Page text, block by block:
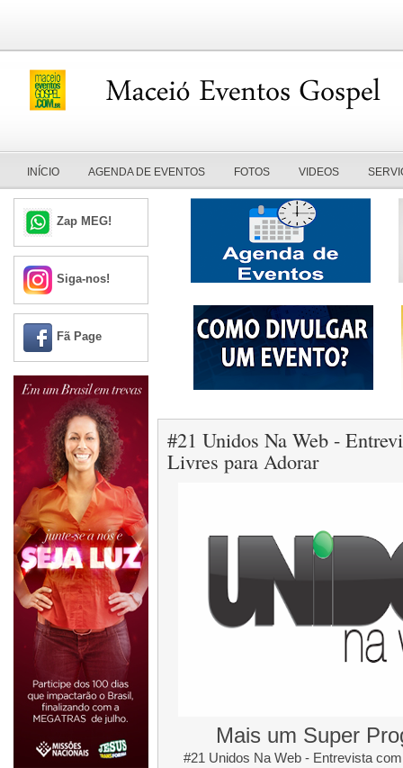
INÍCIO AGENDA DE EVENTOS FOTOS VIDEOS
Zap MEG!
Siga-nos!
Fã Page
#21 Unidos Na Web -
Livres para Adorar
Mais um Super
#21 Unidos Na Web - Entrevista